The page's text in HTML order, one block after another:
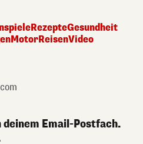
RezepteGesundheit
MotorReisenVideo
Email-Postfach.